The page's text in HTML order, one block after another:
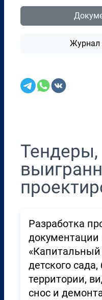
Журнал
Тендеры,
Разработка
документации
детского сада,
территории,
снос и